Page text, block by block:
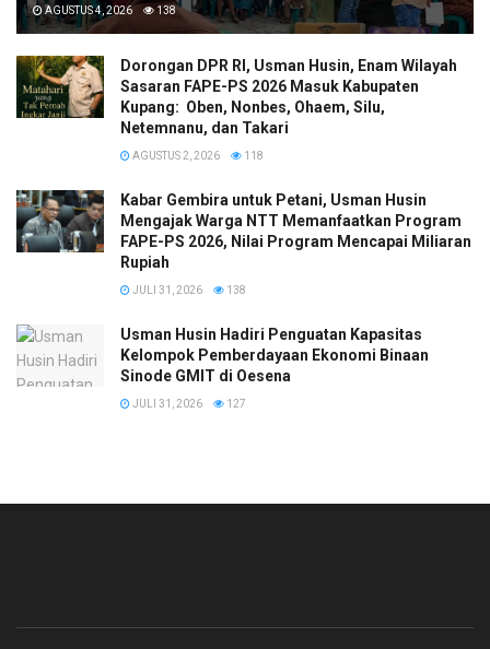
AGUSTUS 4, 2026 138
Dorongan DPR RI, Usman Husin, Enam Wilayah
Sasaran FAPE-PS 2026 Masuk Kabupaten
Kupang: Oben, Nonbes, Ohaem, Silu,
Netemnanu, dan Takari
AGUSTUS 2, 2026 118
Kabar Gembira untuk Petani, Usman Husin
Mengajak Warga NTT Memanfaatkan Program
FAPE-PS 2026, Nilai Program Mencapai Miliaran
Rupiah
JULI 31, 2026 138
​Usman Husin Hadiri Penguatan Kapasitas
Kelompok Pemberdayaan Ekonomi Binaan
Sinode GMIT di Oesena
JULI 31, 2026 127